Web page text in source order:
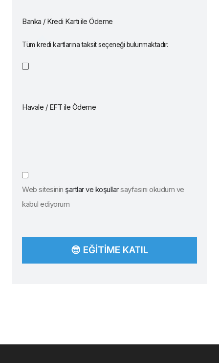
Banka / Kredi Kartı ile Ödeme
Tüm kredi kartlarına taksit seçeneği bulunmaktadır.
Havale / EFT ile Ödeme
Web sitesinin şartlar ve koşullarsayfasını okudum ve
kabul ediyorum
😎 EĞITIME KATIL